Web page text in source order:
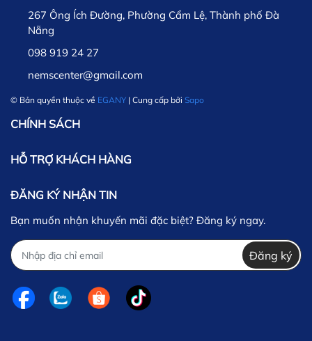
267 Ông Ích Đường, Phường Cẩm Lệ, Thành phố Đà
Nẵng
098 919 24 27
nemscenter@gmail.com
© Bản quyền thuộc về EGANY | Cung cấp bởi Sapo
CHÍNH SÁCH
HỖ TRỢ KHÁCH HÀNG
ĐĂNG KÝ NHẬN TIN
Bạn muốn nhận khuyến mãi đặc biệt? Đăng ký ngay.
Đăng ký